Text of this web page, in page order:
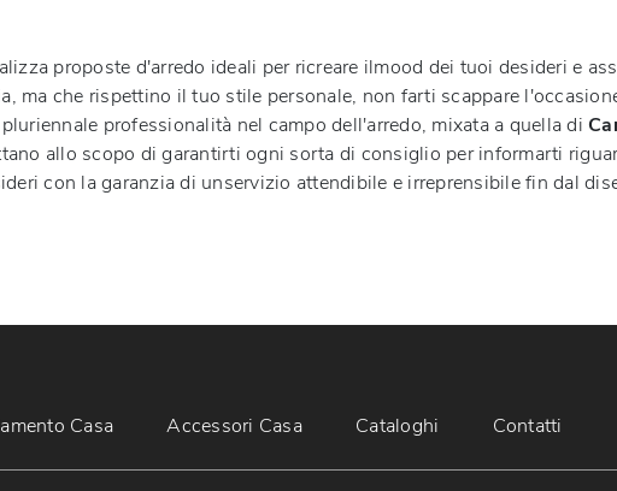
proposte d'arredo ideali per ricreare ilmood dei tuoi desideri e
ma che rispettino il tuo stile personale, non farti scappare
professionalità nel campo dell'arredo, mixata a quella di
allo scopo di garantirti ogni sorta di consiglio per informarti
con la garanzia di unservizio attendibile e irreprensibile fin dal
Casa Accessori Casa Cataloghi Contatti